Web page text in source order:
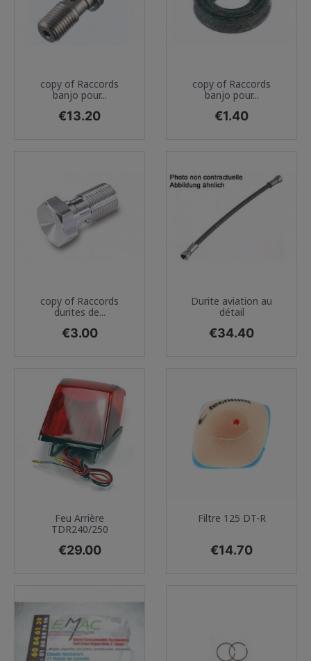
copy of Raccords
banjo pour...
Price
€13.20
copy of Raccords
banjo pour...
Price
€1.40
copy of Raccords
durites de...
Price
€3.00
Durite aviation au
détail
Price
€34.40
Feu Arrière
TDR240/250
Price
€29.00
Filtre 125 DT-R
Price
€14.70